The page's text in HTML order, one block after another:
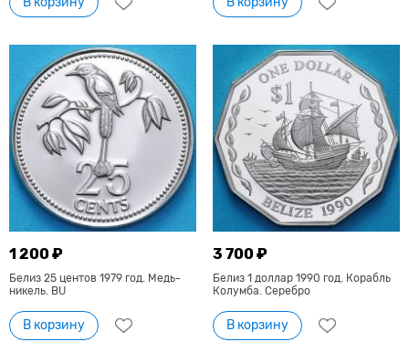
1 200 ₽
Белиз 25 центов 1979 год. Медь-
никель. BU
В корзину
3 700 ₽
Белиз 1 доллар 1990 год. Корабль
Колумба. Серебро
В корзину